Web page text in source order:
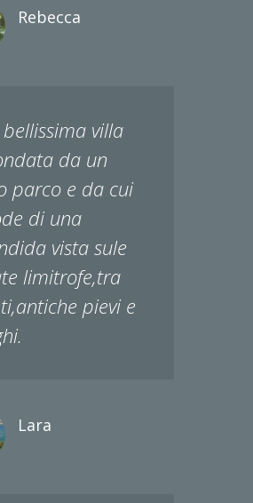
Rebecca
villa
da un
parco e da cui
di una
vista sule
limitrofe,tra
pievi e
Lara